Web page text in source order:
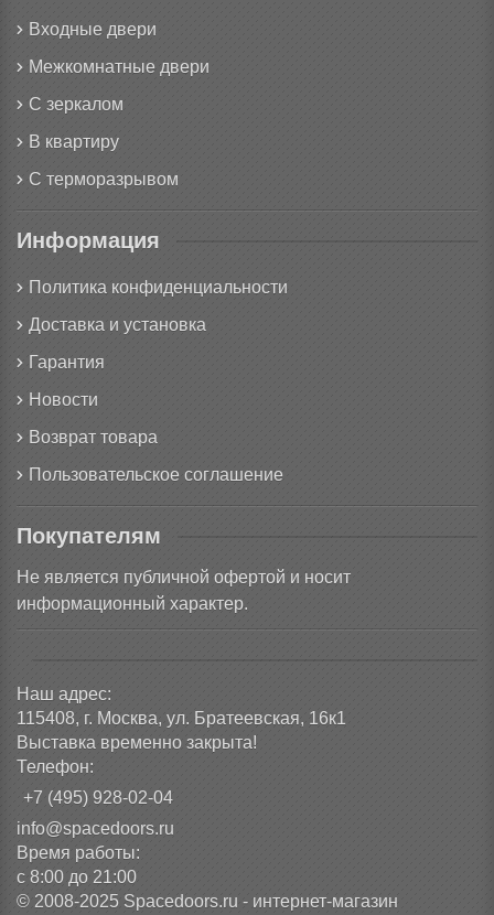
Входные двери
Межкомнатные двери
С зеркалом
В квартиру
С терморазрывом
Информация
Политика конфиденциальности
Доставка и установка
Гарантия
Новости
Возврат товара
Пользовательское соглашение
Покупателям
Не является публичной офертой и носит
информационный характер.
Наш адрес:
115408, г. Москва, ул. Братеевская, 16к1
Выставка временно закрыта!
Телефон:
+7 (495) 928-02-04
info@spacedoors.ru
Время работы:
с 8:00 до 21:00
© 2008-2025 Spacedoors.ru - интернет-магазин